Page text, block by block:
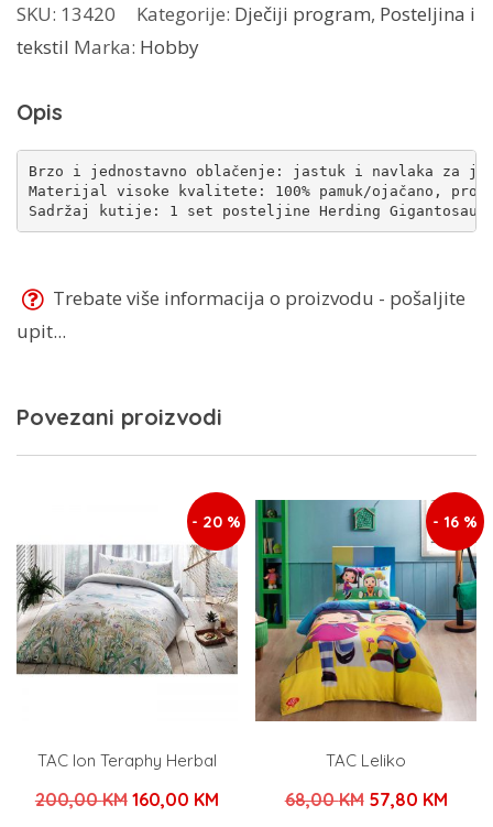
SKU: 13420 Kategorije: Dječiji program, Posteljina i
tekstil Marka: Hobby
Opis
Brzo i jednostavno oblačenje: jastuk i navlaka za
Materijal visoke kvalitete: 100% pamuk/ojačano,
Sadržaj kutije: 1 set posteljine Herding
Trebate više informacija o proizvodu - pošaljite
upit...
Povezani proizvodi
- 20 %
TAC Ion Teraphy Herbal
200,00KM Izvorna
160,00 KMTrenutna
- 16 %
TAC Leliko
68,00KM Izvorna
57,80 KM